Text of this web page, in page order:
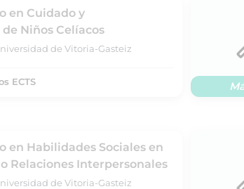
en Cuidado y
Niños Celíacos
de Vitoria-Gasteiz
ECTS
en Habilidades Sociales en
Relaciones Interpersonales
de Vitoria-Gasteiz